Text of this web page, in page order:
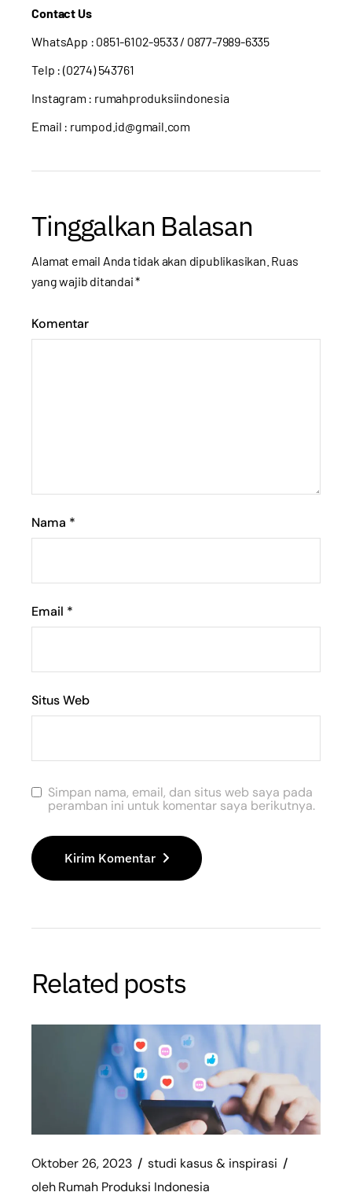
Contact Us
WhatsApp : 0851-6102-9533/ 0877-7989-6335
Telp : (0274) 543761
Instagram : rumahproduksiindonesia
Email : rumpod.id@gmail.com
Tinggalkan Balasan
Alamat email Anda tidak akan dipublikasikan. Ruas
yang wajib ditandai*
Komentar
Nama *
Email *
Situs Web
Simpan nama, email, dan situs web saya pada
peramban ini untuk komentar saya berikutnya.
Kirim Komentar
Related posts
Oktober 26, 2023
studi kasus & inspirasi
olehRumah Produksi Indonesia